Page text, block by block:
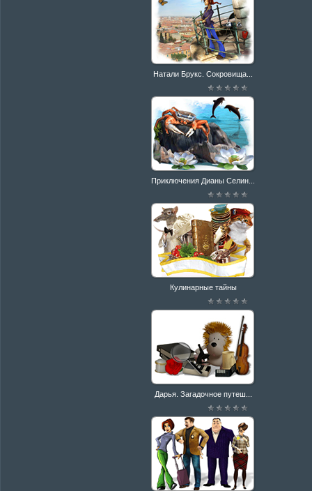
Натали Брукс. Сокровища...
Приключения Дианы Селин...
Кулинарные тайны
Дарья. Загадочное путеш...